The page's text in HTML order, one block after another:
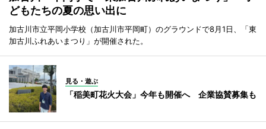
どもたちの夏の思い出に
加古川市立平岡小学校（加古川市平岡町）のグラウンドで8月1日、「東
加古川ふれあいまつり」が開催された。
見る・遊ぶ
「稲美町花火大会」今年も開催へ 企業協賛募集も